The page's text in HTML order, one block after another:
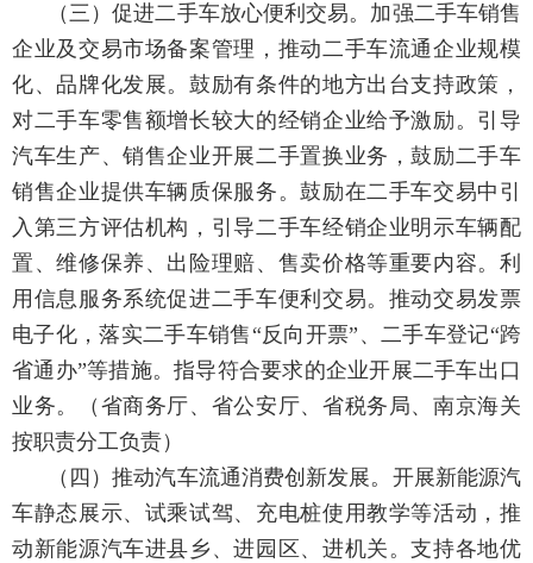
（三）促进二手车放心便利交易。 加强二手车销售
企业及交易市场备案管理，推动二手车流通企业规模
化、品牌化发展。鼓励有条件的地方出台支持政策，
对二手车零售额增长较大的经销企业给予激励。引导
汽车生产、销售企业开展二手置换业务，鼓励二手车
销售企业提供车辆质保服务。鼓励在二手车交易中引
入第三方评估机构，引导二手车经销企业明示车辆配
置、维修保养、出险理赔、售卖价格等重要内容。利
用信息服务系统促进二手车便利交易。推动交易发票
电子化，落实二手车销售“反向开票”、二手车登记“跨
省通办”等措施。指导符合要求的企业开展二手车出口
业务。
（省商务厅、省公安厅、省税务局、南京海关
按职责分工负责）
（四）推动汽车流通消费创新发展。 开展新能源汽
车静态展示、试乘试驾、充电桩使用教学等活动，推
动新能源汽车进县乡、进园区、进机关。支持各地优